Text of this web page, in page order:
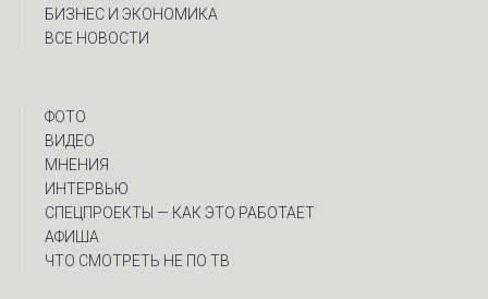
БИЗНЕС И ЭКОНОМИКА
ВСЕ НОВОСТИ
ФОТО
ВИДЕО
МНЕНИЯ
ИНТЕРВЬЮ
CПЕЦПРОЕКТЫ — КАК ЭТО РАБОТАЕТ
АФИША
ЧТО СМОТРЕТЬ НЕ ПО ТВ